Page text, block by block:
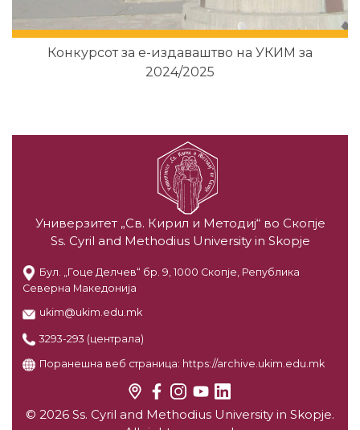
Конкурсот за е-издаваштво на УКИМ за
2024/2025
Универзитет „Св. Кирил и Методиј“ во Скопје
Ss. Cyril and Methodius University in Skopje
Бул. „Гоце Делчев“ бр. 9, 1000 Скопје, Република
Северна Македонија
ukim@ukim.edu.mk
3293-293 (централа)
Поранешна веб страница: https://archive.ukim.edu.mk
© 2026 Ss. Cyril and Methodius University in Skopje.